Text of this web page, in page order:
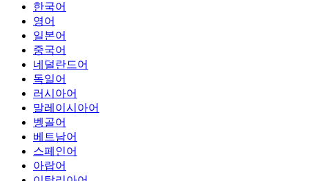
한국어
영어
일본어
중국어
네덜란드어
독일어
러시아어
말레이시아어
벵골어
베트남어
스페인어
아랍어